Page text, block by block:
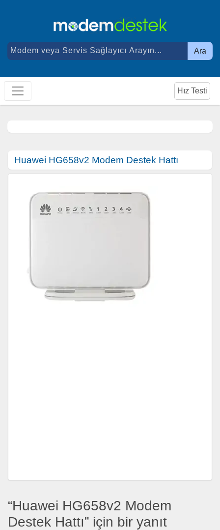
Ara
Hız Testi
Huawei HG658v2 Modem Destek Hattı
“Huawei HG658v2 Modem
Destek Hattı” için bir yanıt